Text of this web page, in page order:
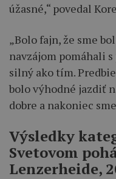
úžasné,“ povedal
„Bolo fajn, že sme
navzájom pomáhali
silný ako tím.
bolo výhodné jazdiť
dobre a nakoniec
Výsledky
Svetovom
Lenzerheide,